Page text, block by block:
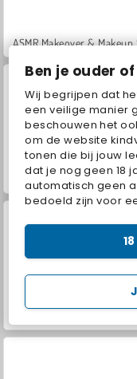
Ben je ouder
Wij begrijpen dat
een veilige manier
beschouwen het
om de website
tonen die bij jouw
dat je nog geen 18
automatisch geen
bedoeld zijn voor
ASMR Makeover &
VegaMix Da Vinci